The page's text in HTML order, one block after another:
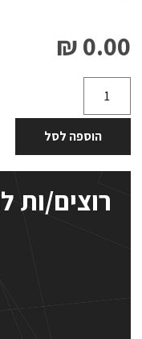
0.00 ₪
הוספה לסל
רוצים/ות